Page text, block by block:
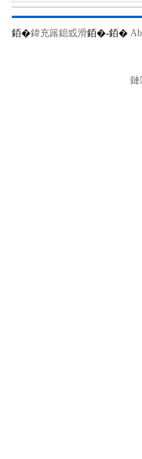
銆�鍏充簬鎴戜滑銆�-銆�
鏈